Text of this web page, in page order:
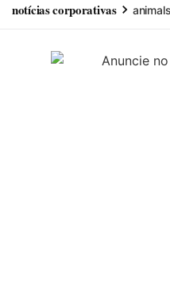
notícias corporativas